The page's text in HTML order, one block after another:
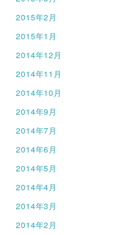
2015年2月
2015年1月
2014年12月
2014年11月
2014年10月
2014年9月
2014年7月
2014年6月
2014年5月
2014年4月
2014年3月
2014年2月